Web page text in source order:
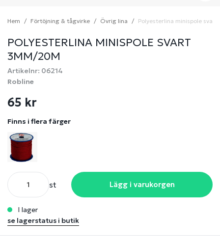
Hem Förtöjning & tågvirke Övrig lina Polyesterlina minispole
POLYESTERLINA MINISPOLE SVART
3MM/20M
Artikelnr: 06214
Robline
65 kr
Finns i flera färger
st Lägg i varukorgen
i lager
se lagerstatus i butik